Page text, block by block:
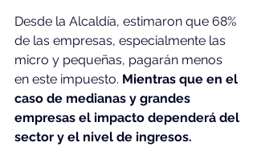
Desde la Alcaldía, estimaron que 68%
de las empresas, especialmente las
micro y pequeñas, pagarán menos
en este impuesto. Mientras que en el
caso de medianas y grandes
empresas el impacto dependerá del
sector y el nivel de ingresos.